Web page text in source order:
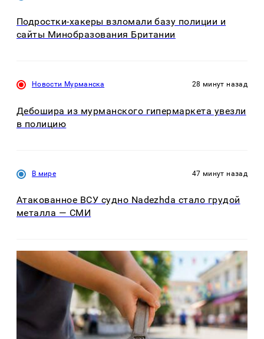
Подростки-хакеры взломали базу полиции и
сайты Минобразования Британии
Новости Мурманска 28 минут назад
Дебошира из мурманского гипермаркета увезли
в полицию
В мире 47 минут назад
Атакованное ВСУ судно Nadezhda стало грудой
металла — СМИ